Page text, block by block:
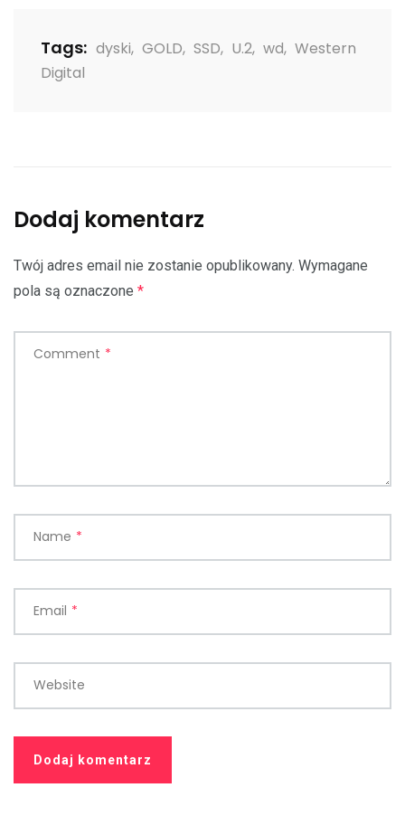
Tags: dyski, GOLD, SSD, U.2, wd, Western
Digital
Dodaj komentarz
Twój adres email nie zostanie opublikowany. Wymagane
pola są oznaczone *
Comment *
Name *
Email *
Website